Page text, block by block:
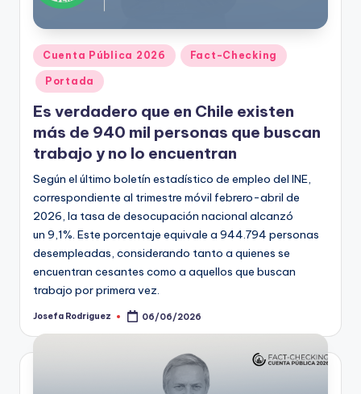
Publicado
en
Cuenta Pública 2026 Fact-Checking
Portada
Es verdadero que en Chile existen
más de 940 mil personas que buscan
trabajo y no lo encuentran
Según el último boletín estadístico de empleo del INE,
correspondiente al trimestre móvil febrero-abril de
2026, la tasa de desocupación nacional alcanzó
un 9,1%. Este porcentaje equivale a 944.794 personas
desempleadas, considerando tanto a quienes se
encuentran cesantes como a aquellos que buscan
trabajo por primera vez.
Publicado
Josefa Rodriguez 06/06/2026